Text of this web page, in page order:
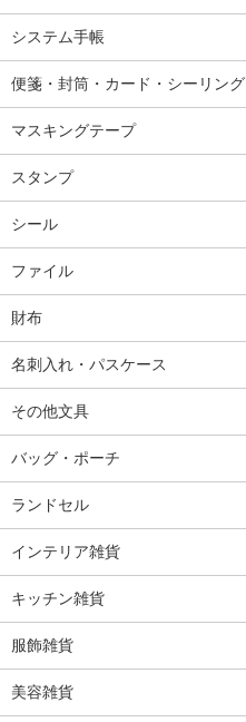
システム手帳
便箋・封筒・カード・シーリング
マスキングテープ
スタンプ
シール
ファイル
財布
名刺入れ・パスケース
その他文具
バッグ・ポーチ
ランドセル
インテリア雑貨
キッチン雑貨
服飾雑貨
美容雑貨